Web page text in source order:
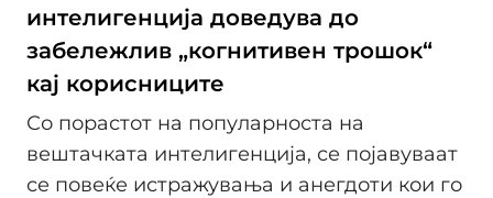
интелигенција доведува до
забележлив „когнитивен трошок“
кај корисниците
Со порастот на популарноста на
вештачката интелигенција, се појавуваат
се повеќе истражувања и анегдоти кои го